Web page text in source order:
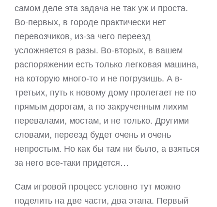
самом деле эта задача не так уж и проста.
Во-первых, в городе практически нет
перевозчиков, из-за чего переезд
усложняется в разы. Во-вторых, в вашем
распоряжении есть только легковая машина,
на которую много-то и не погрузишь. А в-
третьих, путь к новому дому пролегает не по
прямым дорогам, а по закрученным лихим
перевалами, мостам, и не только. Другими
словами, переезд будет очень и очень
непростым. Но как бы там ни было, а взяться
за него все-таки придется…
Сам игровой процесс условно тут можно
поделить на две части, два этапа. Первый